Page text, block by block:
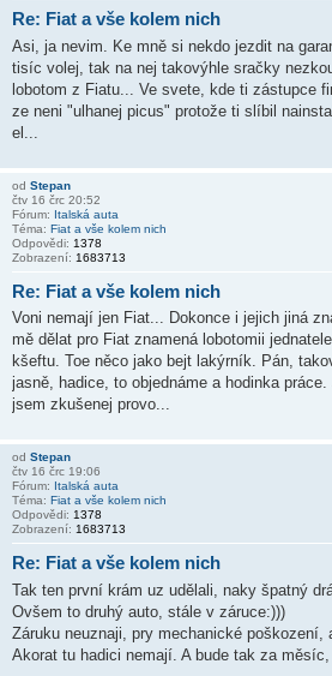
Re: Fiat a vše kolem nich
Asi, ja nevim. Ke mně si nekdo jezdit na
tisíc volej, tak na nej takovýhle sračky
lobotom z Fiatu... Ve svete, kde ti zástupce
ze neni "ulhanej picus" protože ti slíbil
el...
od Stepan
čtv 16 črc 20:52
Fórum: Italská auta
Téma: Fiat a vše kolem nich
Odpovědi: 1378
Zobrazení: 1683713
Re: Fiat a vše kolem nich
Voni nemají jen Fiat... Dokonce i jejich jiná
mě dělat pro Fiat znamená lobotomii
kšeftu. Toe něco jako bejt lakýrník. Pán,
jasně, hadice, to objednáme a hodinka
jsem zkušenej provo...
od Stepan
čtv 16 črc 19:06
Fórum: Italská auta
Téma: Fiat a vše kolem nich
Odpovědi: 1378
Zobrazení: 1683713
Re: Fiat a vše kolem nich
Tak ten první krám uz udělali, naky špatný
Ovšem to druhý auto, stále v záruce:)))
Záruku neuznaji, pry mechanické poškození,
Akorat tu hadici nemají. A bude tak za měsíc,